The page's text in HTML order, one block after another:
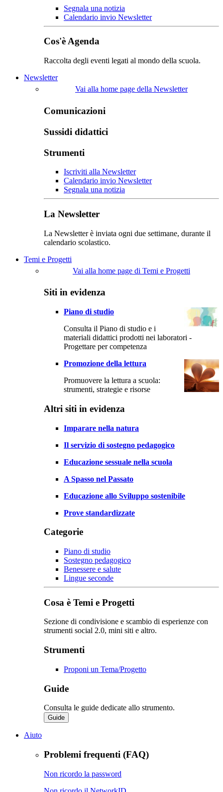
Segnala una notizia
Calendario invio Newsletter
Cos'è Agenda
Raccolta degli eventi legati al mondo della scuola.
Newsletter
Vai alla home page della Newsletter
Comunicazioni
Sussidi didattici
Strumenti
Iscriviti alla Newsletter
Calendario invio Newsletter
Segnala una notizia
La Newsletter
La Newsletter è inviata ogni due settimane, durante il
calendario scolastico.
Temi e Progetti
Vai alla home page di Temi e Progetti
Siti in evidenza
Piano di studio
Consulta il Piano di studio e i
materiali didattici prodotti nei laboratori -
Progettare per competenza
Promozione della lettura
Promuovere la lettura a scuola:
strumenti, strategie e risorse
Altri siti in evidenza
Imparare nella natura
Il servizio di sostegno pedagogico
Educazione sessuale nella scuola
A Spasso nel Passato
Educazione allo Sviluppo sostenibile
Prove standardizzate
Categorie
Piano di studio
Sostegno pedagogico
Benessere e salute
Lingue seconde
Cosa è Temi e Progetti
Sezione di condivisione e scambio di esperienze con
strumenti social 2.0, mini siti e altro.
Strumenti
Proponi un Tema/Progetto
Guide
Consulta le guide dedicate allo strumento.
Guide
Aiuto
Problemi frequenti (FAQ)
Non ricordo la password